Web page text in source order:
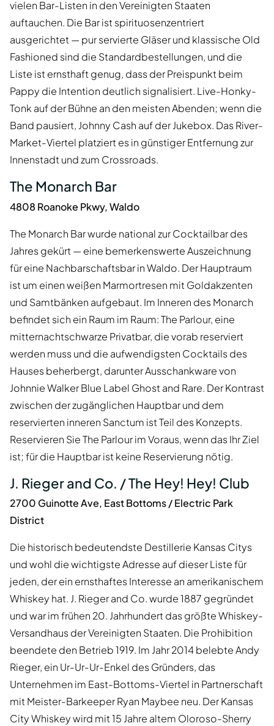
vielen Bar-Listen in den Vereinigten Staaten
auftauchen. Die Bar ist spirituosenzentriert
ausgerichtet — pur servierte Gläser und klassische Old
Fashioned sind die Standardbestellungen, und die
Liste ist ernsthaft genug, dass der Preispunkt beim
Pappy die Intention deutlich signalisiert. Live-Honky-
Tonk auf der Bühne an den meisten Abenden; wenn die
Band pausiert, Johnny Cash auf der Jukebox. Das River-
Market-Viertel platziert es in günstiger Entfernung zur
Innenstadt und zum Crossroads.
The Monarch Bar
4808 Roanoke Pkwy, Waldo
The Monarch Bar wurde national zur Cocktailbar des
Jahres gekürt — eine bemerkenswerte Auszeichnung
für eine Nachbarschaftsbar in Waldo. Der Hauptraum
ist um einen weißen Marmortresen mit Goldakzenten
und Samtbänken aufgebaut. Im Inneren des Monarch
befindet sich ein Raum im Raum: The Parlour, eine
mitternachtschwarze Privatbar, die vorab reserviert
werden muss und die aufwendigsten Cocktails des
Hauses beherbergt, darunter Ausschankware von
Johnnie Walker Blue Label Ghost and Rare. Der Kontrast
zwischen der zugänglichen Hauptbar und dem
reservierten inneren Sanctum ist Teil des Konzepts.
Reservieren Sie The Parlour im Voraus, wenn das Ihr Ziel
ist; für die Hauptbar ist keine Reservierung nötig.
J. Rieger and Co. / The Hey! Hey! Club
2700 Guinotte Ave, East Bottoms / Electric Park
District
Die historisch bedeutendste Destillerie Kansas Citys
und wohl die wichtigste Adresse auf dieser Liste für
jeden, der ein ernsthaftes Interesse an amerikanischem
Whiskey hat. J. Rieger and Co. wurde 1887 gegründet
und war im frühen 20. Jahrhundert das größte Whiskey-
Versandhaus der Vereinigten Staaten. Die Prohibition
beendete den Betrieb 1919. Im Jahr 2014 belebte Andy
Rieger, ein Ur-Ur-Ur-Enkel des Gründers, das
Unternehmen im East-Bottoms-Viertel in Partnerschaft
mit Meister-Barkeeper Ryan Maybee neu. Der Kansas
City Whiskey wird mit 15 Jahre altem Oloroso-Sherry